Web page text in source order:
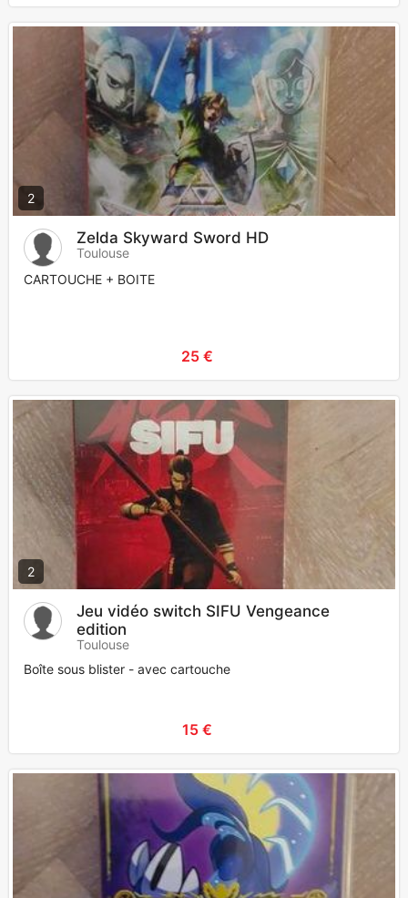
2
Zelda Skyward Sword HD
Toulouse
CARTOUCHE + BOITE
25 €
2
Jeu vidéo switch SIFU Vengeance
edition
Toulouse
Boîte sous blister - avec cartouche
15 €